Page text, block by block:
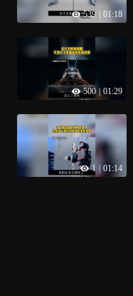
539 01:18
500 01:29
1 01:14